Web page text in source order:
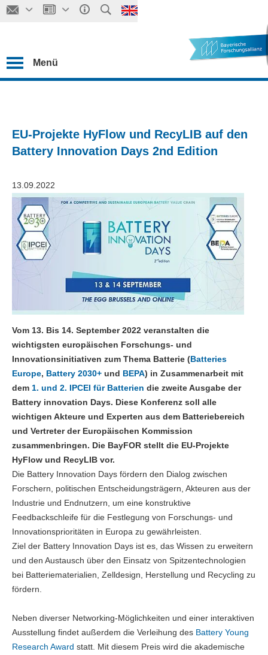
Menü
EU-Projekte HyFlow und RecyLIB auf den
Battery Innovation Days 2nd Edition
13.09.2022
Vom 13. Bis 14. September 2022 veranstalten die
wichtigsten europäischen Forschungs- und
Innovationsinitiativen zum Thema Batterie (Batteries
Europe, Battery 2030+ und BEPA) in Zusammenarbeit mit
dem 1. und 2. IPCEI für Batterien die zweite Ausgabe der
Battery innovation Days. Diese Konferenz soll alle
wichtigen Akteure und Experten aus dem Batteriebereich
und Vertreter der Europäischen Kommission
zusammenbringen. Die BayFOR stellt die EU-Projekte
HyFlow und RecyLIB vor.
Die Battery Innovation Days fördern den Dialog zwischen
Forschern, politischen Entscheidungsträgern, Akteuren aus der
Industrie und Endnutzern, um eine konstruktive
Feedbackschleife für die Festlegung von Forschungs- und
Innovationsprioritäten in Europa zu gewährleisten.
Ziel der Battery Innovation Days ist es, das Wissen zu erweitern
und den Austausch über den Einsatz von Spitzentechnologien
bei Batteriematerialien, Zelldesign, Herstellung und Recycling zu
fördern.
Neben diverser Networking-Möglichkeiten und einer interaktiven
Ausstellung findet außerdem die Verleihung des Battery Young
Research Award statt. Mit diesem Preis wird die akademische